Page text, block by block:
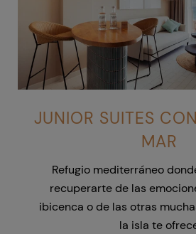
JUNIOR SUITES
MAR
Refugio mediterráneo
recuperarte de las
ibicenca o de las otras
la isla te